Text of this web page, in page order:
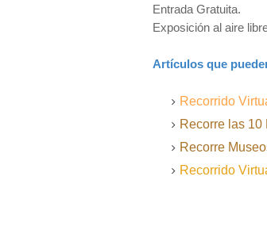
Entrada Gratuita.
Exposición al aire
Artículos que
Recorrido
Recorre las
Recorre
Recorrido